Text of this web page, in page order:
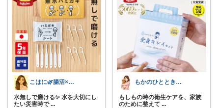
こはに🌿腸活×美容×暮らし
水無しで磨ける✨ 水を大切にし
たい災害時で ...
もかのひととき𓂃𓈒𓏸
もしもの時の衛生ケアを、家族
のために整えて ...